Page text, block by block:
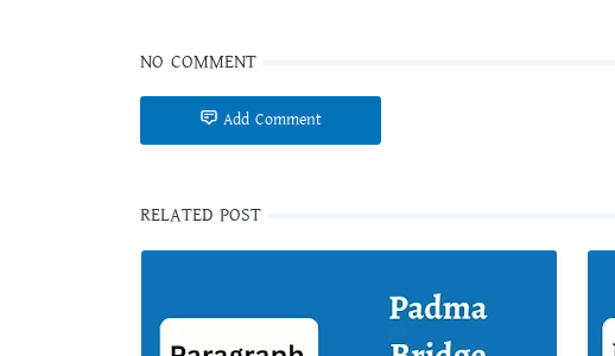
NO COMMENT
Add Comment
RELATED POST